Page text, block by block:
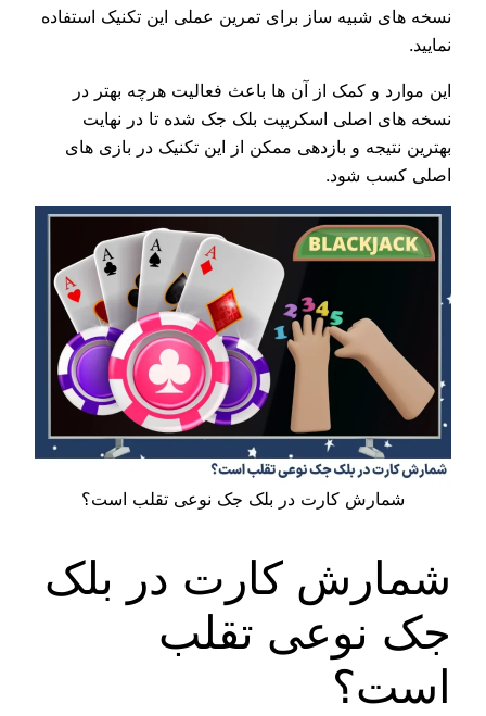
نسخه های شبیه ساز برای تمرین عملی این تکنیک استفاده
نمایید.
این موارد و کمک از آن ها باعث فعالیت هرچه بهتر در
نسخه های اصلی اسکریپت بلک جک شده تا در نهایت
بهترین نتیجه و بازدهی ممکن از این تکنیک در بازی های
اصلی کسب شود.
شمارش کارت در بلک جک نوعی تقلب است؟
شمارش کارت در بلک
جک نوعی تقلب
است؟